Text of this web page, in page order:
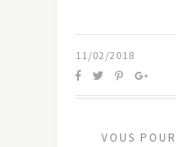
11/02/2018
VOUS